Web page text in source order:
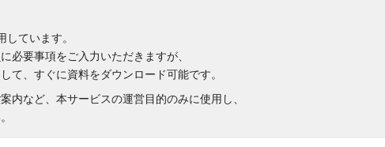
しています。
に必要事項をご入力いただきますが、
て、すぐに資料をダウンロード可能です。
など、本サービスの運営目的のみに使用し、